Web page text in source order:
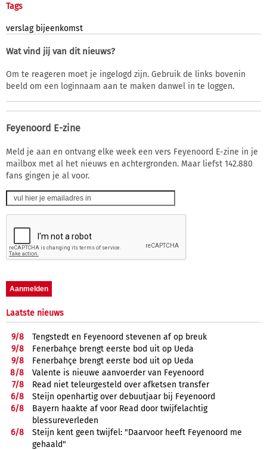
Tags
verslag bijeenkomst
Wat vind jij van dit nieuws?
Om te reageren moet je ingelogd zijn. Gebruik de links bovenin
beeld om een loginnaam aan te maken danwel in te loggen.
Feyenoord E-zine
Meld je aan en ontvang elke week een vers Feyenoord E-zine in je
mailbox met al het nieuws en achtergronden. Maar liefst 142.880
fans gingen je al voor.
Laatste nieuws
9/8
Tengstedt en Feyenoord stevenen af op breuk
9/8
Fenerbahçe brengt eerste bod uit op Ueda
9/8
Fenerbahçe brengt eerste bod uit op Ueda
8/8
Valente is nieuwe aanvoerder van Feyenoord
7/8
Read niet teleurgesteld over afketsen transfer
6/8
Steijn openhartig over debuutjaar bij Feyenoord
6/8
Bayern haakte af voor Read door twijfelachtig
blessureverleden
6/8
Steijn kent geen twijfel: "Daarvoor heeft Feyenoord me
gehaald"